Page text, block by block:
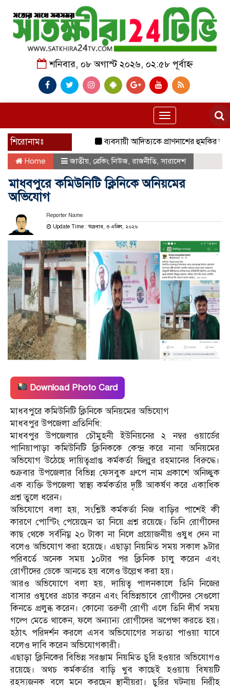
শনিবার, ০৮ অগাস্ট ২০২৬, ০২:৫৮ পূর্বাহ্ন
Toggle
navigation
শিরোনামঃ
ব্যবসায়ী আদিত্যকে প্রাণনাশের হুমকির
Home জাতীয়, ব্রেকিং নিউজ, রাজনীতি,সারাদেশ
মাধবপুরে কমিউনিটি ক্লিনিকে অনিয়মের
অভিযোগ
Reporter Name
Update Time : শুক্রবার, ৩ এপ্রিল, ২০২৬
Download Photo Card
মাধবপুরে কমিউনিটি ক্লিনিকে অনিয়মের অভিযোগ
মাধবপুর উপজেলা প্রতিনিধি:
মাধবপুর উপজেলার চৌমুহনী ইউনিয়নের ২ নম্বর ওয়ার্ডের
পানিয়াপাড়া কমিউনিটি ক্লিনিককে কেন্দ্র করে নানা অনিয়মের
অভিযোগ উঠেছে দায়িত্বপ্রাপ্ত কর্মকর্তা জিল্লুর রহমানের বিরুদ্ধে।
শুক্রবার উপজেলার বিভিন্ন ফেসবুক গ্রুপে নাম প্রকাশে অনিচ্ছুক
এক ব্যক্তি উপজেলা স্বাস্থ্য কর্মকর্তার দৃষ্টি আকর্ষণ করে একাধিক
প্রশ্ন তুলে ধরেন।
অভিযোগে বলা হয়, সংশ্লিষ্ট কর্মকর্তা নিজ বাড়ির পাশেই কী
কারণে পোস্টিং পেয়েছেন তা নিয়ে প্রশ্ন রয়েছে। তিনি রোগীদের
কাছ থেকে সর্বনিম্ন ২০ টাকা না নিলে প্রয়োজনীয় ওষুধ দেন না
বলেও অভিযোগ করা হয়েছে। এছাড়া নিয়মিত সময় সকাল ৯টার
পরিবর্তে অনেক সময় ১০টার পর ক্লিনিক চালু করেন এবং
রোগীদের ডেকে আনতে হয় বলেও উল্লেখ করা হয়।
আরও অভিযোগে বলা হয়, দায়িত্ব পালনকালে তিনি নিজের
বাসার ওষুধের প্রচার করেন এবং বিভিন্নভাবে রোগীদের সেগুলো
কিনতে প্রলুব্ধ করেন। কোনো তরুণী রোগী এলে তিনি দীর্ঘ সময়
গল্পে মেতে থাকেন, ফলে অন্যান্য রোগীদের অপেক্ষা করতে হয়।
হঠাৎ পরিদর্শন করলে এসব অভিযোগের সত্যতা পাওয়া যাবে
বলেও দাবি করেন অভিযোগকারী।
এছাড়া ক্লিনিকের বিভিন্ন সরঞ্জাম নিয়মিত চুরি হওয়ার অভিযোগও
রয়েছে। অথচ কর্মকর্তার বাড়ি খুব কাছেই হওয়ায় বিষয়টি
রহস্যজনক বলে মনে করছেন স্থানীয়রা। চুরির ঘটনায় নিরীহ